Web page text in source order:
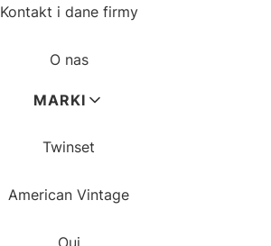
Kontakt i dane firmy
O nas
MARKI
Twinset
American Vintage
Oui